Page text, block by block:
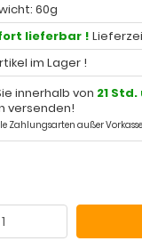
60g
lieferbar !
im Lager !
innerhalb von 21
versenden!
Zahlungsarten außer